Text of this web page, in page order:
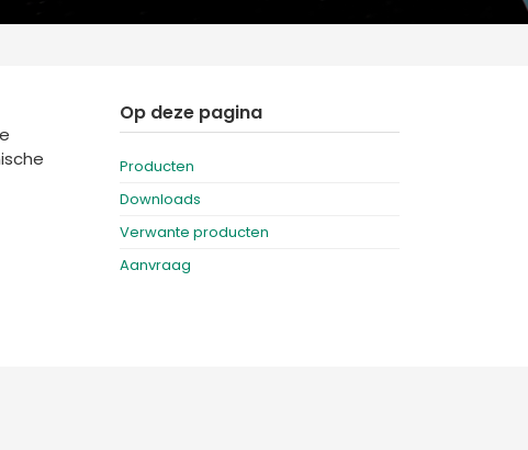
Denmark
France
Russia
International English
Op deze pagina
Producten
Downloads
Verwante producten
Aanvraag